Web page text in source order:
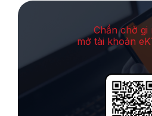
Chần chờ gi
mở tài khoản